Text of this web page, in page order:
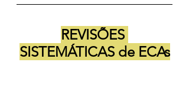
REVISÕES
SISTEMÁTICAS de ECAs